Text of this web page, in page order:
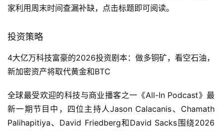
家利用周末时间查漏补缺，点击标题即可阅读。
投资策略
4大亿万科技富豪的2026投资剧本：做多铜矿，看空石油，
新加密资产将取代黄金和BTC
全球最受欢迎的科技与商业播客之一《All-In Podcast》最
新一期节目中，四位主持人Jason Calacanis、Chamath
Palihapitiya、David Friedberg和David Sacks围绕2026